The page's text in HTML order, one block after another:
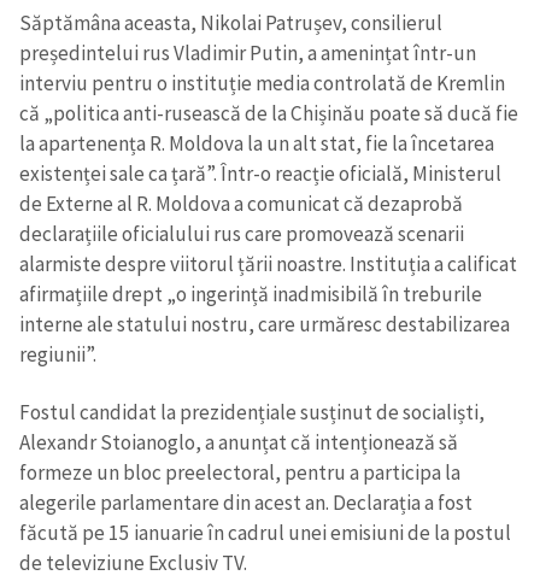
Săptămâna aceasta, Nikolai Patrușev, consilierul
președintelui rus Vladimir Putin, a amenințat într-un
interviu pentru o instituție media controlată de Kremlin
că „politica anti-rusească de la Chișinău poate să ducă fie
la apartenența R. Moldova la un alt stat, fie la încetarea
existenței sale ca țară”. Într-o reacție oficială, Ministerul
de Externe al R. Moldova a comunicat că dezaprobă
declarațiile oficialului rus care promovează scenarii
alarmiste despre viitorul țării noastre. Instituția a calificat
afirmațiile drept „o ingerință inadmisibilă în treburile
interne ale statului nostru, care urmăresc destabilizarea
regiunii”.
Fostul candidat la prezidențiale susținut de socialiști,
Alexandr Stoianoglo, a anunțat că intenționează să
formeze un bloc preelectoral, pentru a participa la
alegerile parlamentare din acest an. Declarația a fost
făcută pe 15 ianuarie în cadrul unei emisiuni de la postul
de televiziune Exclusiv TV.